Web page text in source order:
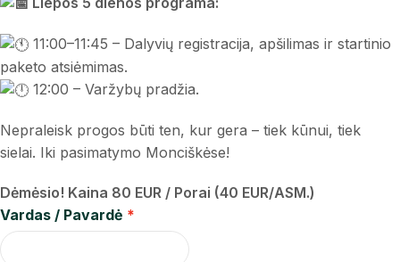
11:00–11:45 – Dalyvių registracija, apšilimas ir startinio
paketo atsiėmimas.
12:00 – Varžybų pradžia.
Nepraleisk progos būti ten, kur gera – tiek kūnui, tiek
sielai. Iki pasimatymo Monciškėse!
Dėmėsio! Kaina 80 EUR / Porai (40 EUR/ASM.)
Vardas / Pavardė